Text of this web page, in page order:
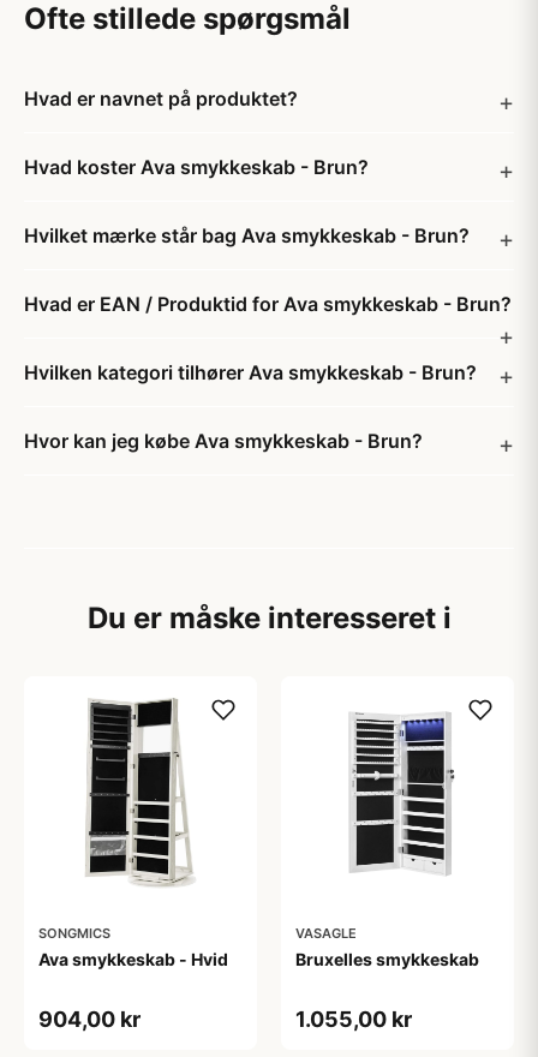
Ofte stillede spørgsmål
Hvad er navnet på produktet?
Hvad koster Ava smykkeskab - Brun?
Hvilket mærke står bag Ava smykkeskab - Brun?
Hvad er EAN / Produktid for Ava smykkeskab - Brun?
Hvilken kategori tilhører Ava smykkeskab - Brun?
Hvor kan jeg købe Ava smykkeskab - Brun?
Du er måske interesseret i
SONGMICS
Ava smykkeskab - Hvid
904,00 kr
VASAGLE
Bruxelles smykkeskab
1.055,00 kr